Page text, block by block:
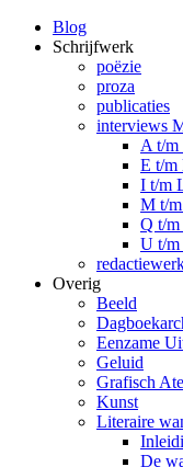
Blog
Schrijfwerk
poëzie
proza
publicaties
interviews
A t/m
E t/m
I t/m
M t/
Q t/
U t/m
Overig
Beeld
Eenzame
Geluid
Grafisch
Kunst
Literaire
De